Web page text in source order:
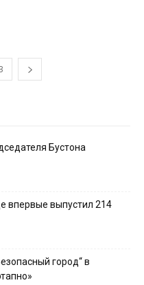
Бустона
впервые выпустил 214
город“ в